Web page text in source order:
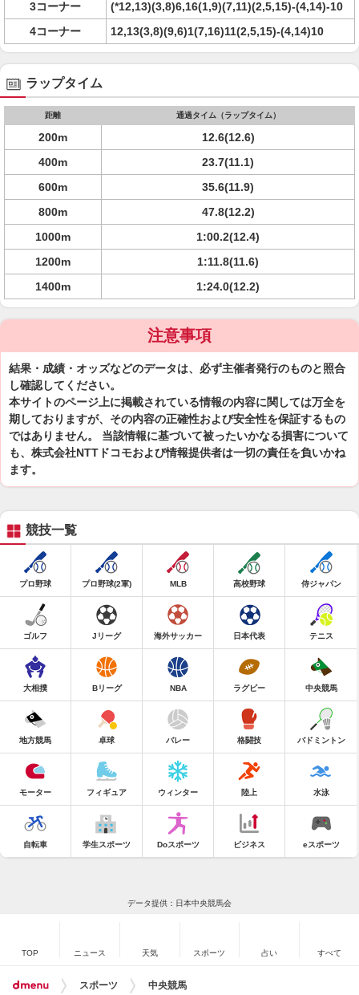
3コーナー
(*12,13)(3,8)6,16(1,9)(7,11)(2,5,15)-(4,14)-10
4コーナー
12,13(3,8)(9,6)1(7,16)11(2,5,15)-(4,14)10
ラップタイム
距離 通過タイム（ラップタイム）
200m
12.6(12.6)
400m
23.7(11.1)
600m
35.6(11.9)
800m
47.8(12.2)
1000m
1:00.2(12.4)
1200m
1:11.8(11.6)
1400m
1:24.0(12.2)
注意事項
結果・成績・オッズなどのデータは、必ず主催者発行のものと照合
し確認してください。
本サイトのページ上に掲載されている情報の内容に関しては万全を
期しておりますが、その内容の正確性および安全性を保証するもの
ではありません。 当該情報に基づいて被ったいかなる損害について
も、株式会社NTTドコモおよび情報提供者は一切の責任を負いかね
ます。
競技一覧
プロ野球 プロ野球(2軍) MLB 高校野球 侍ジャパン
ゴルフ Jリーグ 海外サッカー 日本代表 テニス
大相撲 Bリーグ NBA ラグビー 中央競馬
地方競馬 卓球 バレー 格闘技 バドミントン
モーター フィギュア ウィンター 陸上 水泳
自転車 学生スポーツ Doスポーツ ビジネス eスポーツ
データ提供：日本中央競馬会
TOP ニュース 天気 スポーツ 占い すべて
スポーツ 中央競馬